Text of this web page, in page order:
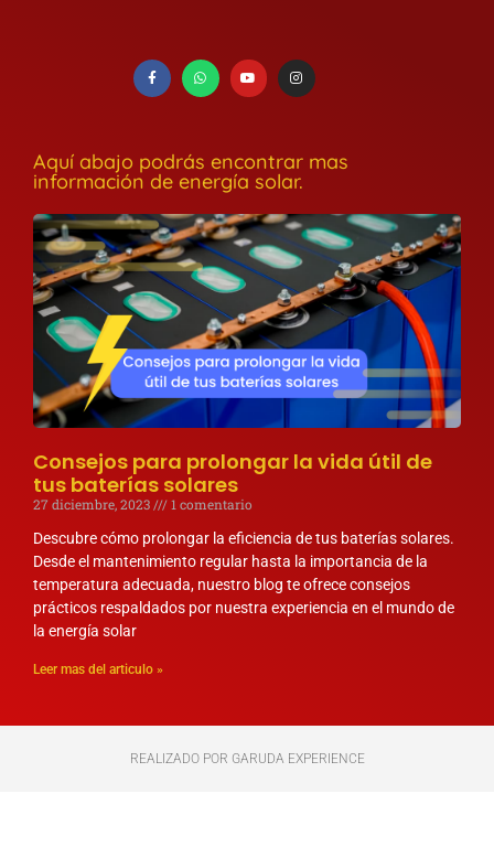
Aquí abajo podrás encontrar mas
información de energía solar.
Consejos para prolongar la vida útil de
tus baterías solares
27 diciembre, 2023
1 comentario
Descubre cómo prolongar la eficiencia de tus baterías solares.
Desde el mantenimiento regular hasta la importancia de la
temperatura adecuada, nuestro blog te ofrece consejos
prácticos respaldados por nuestra experiencia en el mundo de
la energía solar
Leer mas del articulo »
REALIZADO POR GARUDA EXPERIENCE​